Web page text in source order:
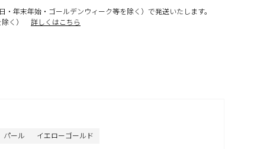
年末年始・ゴールデンウィーク等を除く）で発送いたします。
く）
詳しくはこちら
パール イエローゴールド